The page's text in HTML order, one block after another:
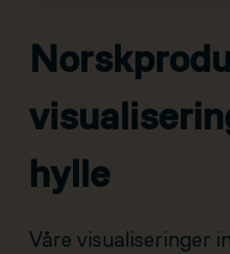
hylle
Våre visualiseringer